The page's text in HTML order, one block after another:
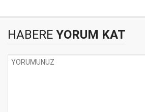
HABERE YORUM KAT